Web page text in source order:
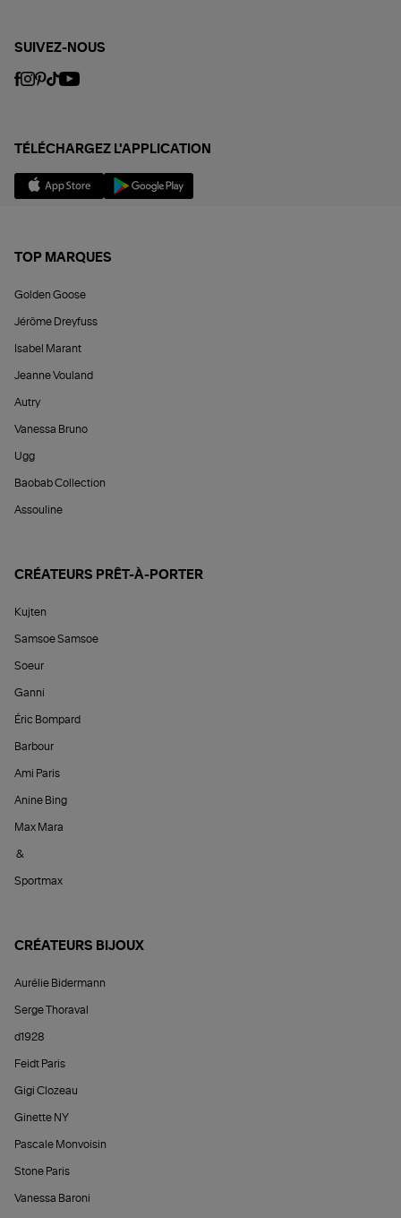
SUIVEZ-NOUS
TÉLÉCHARGEZ L'APPLICATION
TOP MARQUES
Golden Goose
Jérôme Dreyfuss
Isabel Marant
Jeanne Vouland
Autry
Vanessa Bruno
Ugg
Baobab Collection
Assouline
CRÉATEURS PRÊT-À-PORTER
Kujten
Samsoe Samsoe
Soeur
Ganni
Éric Bompard
Barbour
Ami Paris
Anine Bing
Max Mara
&
Sportmax
CRÉATEURS BIJOUX
Aurélie Bidermann
Serge Thoraval
d1928
Feidt Paris
Gigi Clozeau
Ginette NY
Pascale Monvoisin
Stone Paris
Vanessa Baroni